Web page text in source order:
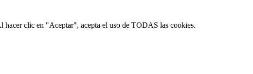
hacer clic en "Aceptar", acepta el uso de TODAS las cookies.